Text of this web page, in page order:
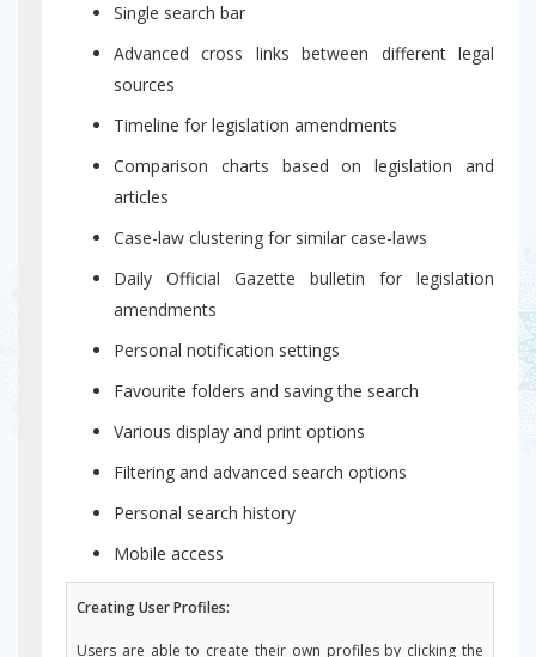
Single search bar
Advanced cross links between different legal
sources
Timeline for legislation amendments
Comparison charts based on legislation and
articles
Case-law clustering for similar case-laws
Daily Official Gazette bulletin for legislation
amendments
Personal notification settings
Favourite folders and saving the search
Various display and print options
Filtering and advanced search options
Personal search history
Mobile access
Creating User Profiles:
Users are able to create their own profiles by clicking the